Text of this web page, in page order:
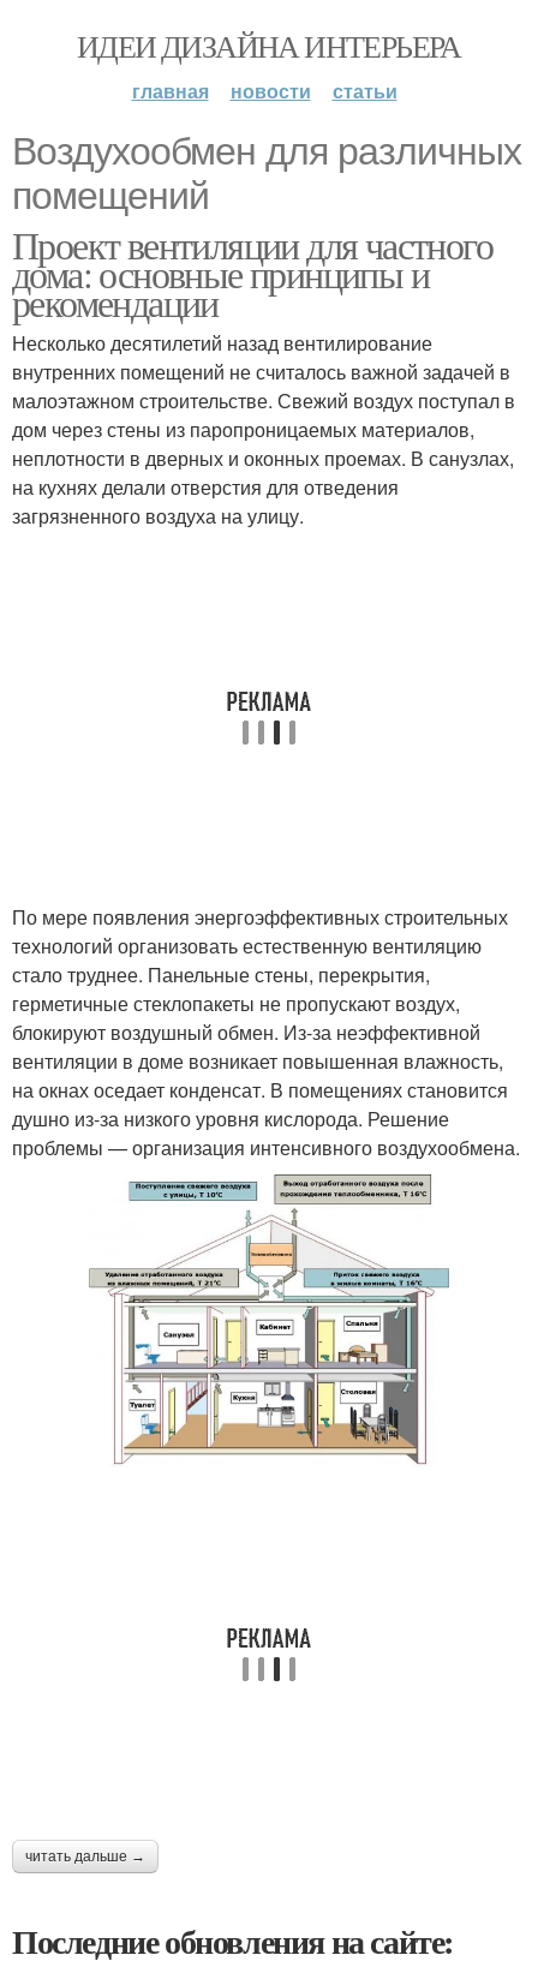
ИДЕИ ДИЗАЙНА ИНТЕРЬЕРА
главная новости статьи
Воздухообмен для различных
помещений
Проект вентиляции для частного
дома: основные принципы и
рекомендации
Несколько десятилетий назад вентилирование
внутренних помещений не считалось важной задачей в
малоэтажном строительстве. Свежий воздух поступал в
дом через стены из паропроницаемых материалов,
неплотности в дверных и оконных проемах. В санузлах,
на кухнях делали отверстия для отведения
загрязненного воздуха на улицу.
По мере появления энергоэффективных строительных
технологий организовать естественную вентиляцию
стало труднее. Панельные стены, перекрытия,
герметичные стеклопакеты не пропускают воздух,
блокируют воздушный обмен. Из-за неэффективной
вентиляции в доме возникает повышенная влажность,
на окнах оседает конденсат. В помещениях становится
душно из-за низкого уровня кислорода. Решение
проблемы — организация интенсивного воздухообмена.
читать дальше →
Последние обновления на сайте: